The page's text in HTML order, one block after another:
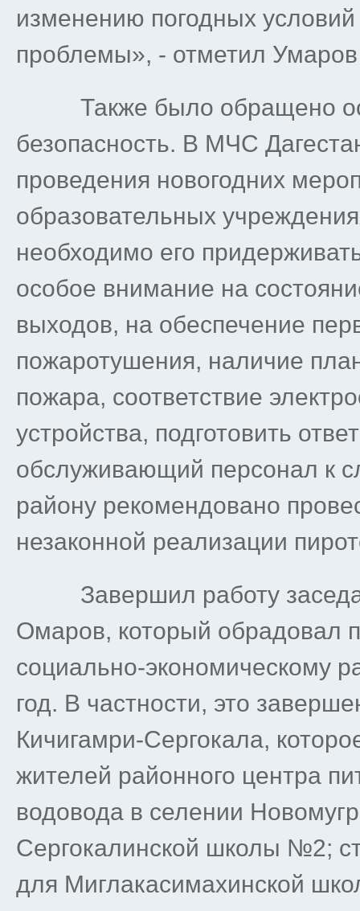
изменению погодных
проблемы», - отметил
Также было обращено
безопасность. В МЧС
проведения новогодних
образовательных
необходимо его
особое внимание на
выходов, на обеспечение
пожаротушения, наличие
пожара, соответствие
устройства, подготовить
обслуживающий персонал к
району рекомендовано
незаконной реализации
Завершил работу
Омаров, который обрадовал
социально-экономическому
год. В частности, это
Кичигамри-Сергокала,
жителей районного центра
водовода в селении
Сергокалинской школы №2;
для Миглакасимахинской